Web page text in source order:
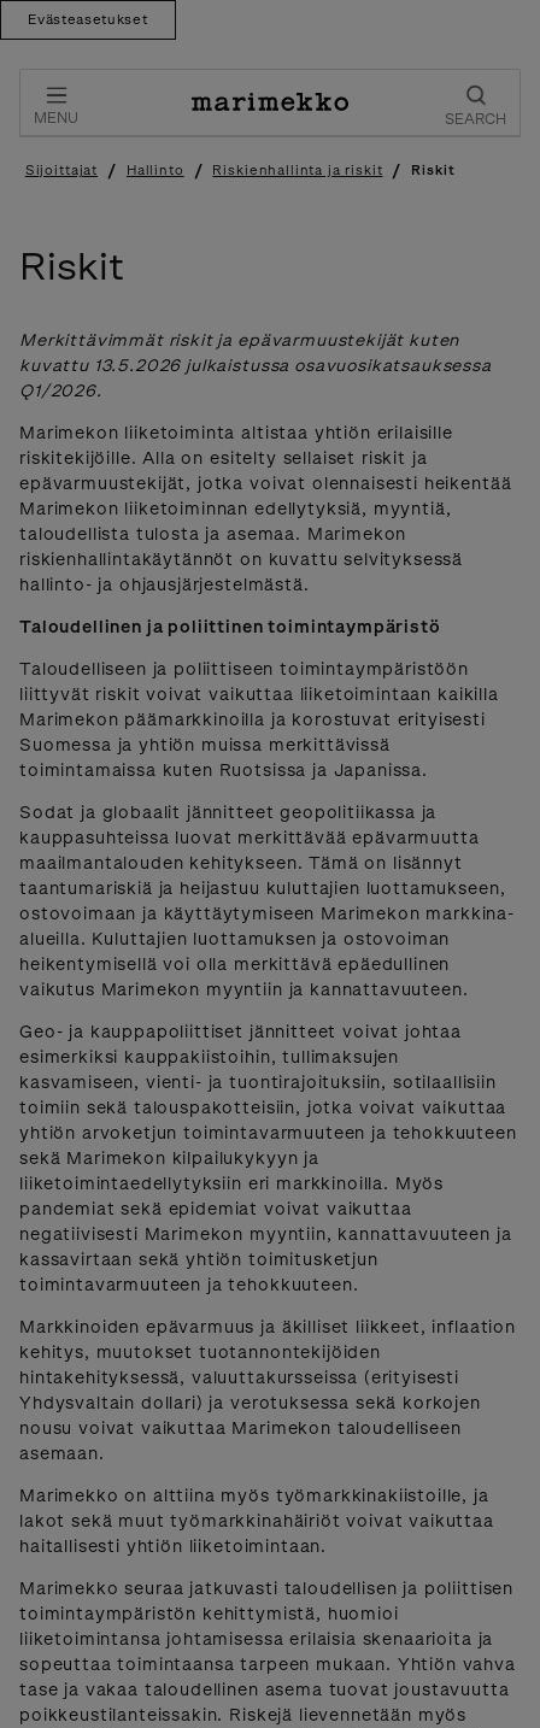
Evästeasetukset
content
MENU SEARCH
Sijoittajat / Hallinto / Riskienhallinta ja riskit / Riskit
Riskit
Merkittävimmät riskit ja epävarmuustekijät kuten
kuvattu 13.5.2026 julkaistussa osavuosikatsauksessa
Q1/2026.
Marimekon liiketoiminta altistaa yhtiön erilaisille
riskitekijöille. Alla on esitelty sellaiset riskit ja
epävarmuustekijät, jotka voivat olennaisesti heikentää
Marimekon liiketoiminnan edellytyksiä, myyntiä,
taloudellista tulosta ja asemaa. Marimekon
riskienhallintakäytännöt on kuvattu selvityksessä
hallinto- ja ohjausjärjestelmästä.
Taloudellinen ja poliittinen toimintaympäristö
Taloudelliseen ja poliittiseen toimintaympäristöön
liittyvät riskit voivat vaikuttaa liiketoimintaan kaikilla
Marimekon päämarkkinoilla ja korostuvat erityisesti
Suomessa ja yhtiön muissa merkittävissä
toimintamaissa kuten Ruotsissa ja Japanissa.
Sodat ja globaalit jännitteet geopolitiikassa ja
kauppasuhteissa luovat merkittävää epävarmuutta
maailmantalouden kehitykseen. Tämä on lisännyt
taantumariskiä ja heijastuu kuluttajien luottamukseen,
ostovoimaan ja käyttäytymiseen Marimekon markkina-
alueilla. Kuluttajien luottamuksen ja ostovoiman
heikentymisellä voi olla merkittävä epäedullinen
vaikutus Marimekon myyntiin ja kannattavuuteen.
Geo- ja kauppapoliittiset jännitteet voivat johtaa
esimerkiksi kauppakiistoihin, tullimaksujen
kasvamiseen, vienti- ja tuontirajoituksiin, sotilaallisiin
toimiin sekä talouspakotteisiin, jotka voivat vaikuttaa
yhtiön arvoketjun toimintavarmuuteen ja tehokkuuteen
sekä Marimekon kilpailukykyyn ja
liiketoimintaedellytyksiin eri markkinoilla. Myös
pandemiat sekä epidemiat voivat vaikuttaa
negatiivisesti Marimekon myyntiin, kannattavuuteen ja
kassavirtaan sekä yhtiön toimitusketjun
toimintavarmuuteen ja tehokkuuteen.
Markkinoiden epävarmuus ja äkilliset liikkeet, inflaation
kehitys, muutokset tuotannontekijöiden
hintakehityksessä, valuuttakursseissa (erityisesti
Yhdysvaltain dollari) ja verotuksessa sekä korkojen
nousu voivat vaikuttaa Marimekon taloudelliseen
asemaan.
Marimekko on alttiina myös työmarkkinakiistoille, ja
lakot sekä muut työmarkkinahäiriöt voivat vaikuttaa
haitallisesti yhtiön liiketoimintaan.
Marimekko seuraa jatkuvasti taloudellisen ja poliittisen
toimintaympäristön kehittymistä, huomioi
liiketoimintansa johtamisessa erilaisia skenaarioita ja
sopeuttaa toimintaansa tarpeen mukaan. Yhtiön vahva
tase ja vakaa taloudellinen asema tuovat joustavuutta
poikkeustilanteissakin. Riskejä lievennetään myös